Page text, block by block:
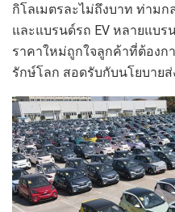
กิโลเมตรละไม่ถึงบาท ท่าม
และแบรนด์รถ EV หลายแบร
ราคาใหม่ถูกใจลูกค้าที่ต้องก
รักษ์โลก สอดรับกับนโยบายส่